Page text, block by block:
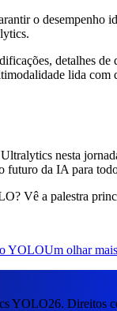
o desempenho
detalhes
lida
nesta
futuro da IA para
Vê a palestra
YOLOUm olhar
YOLO26. Direitos